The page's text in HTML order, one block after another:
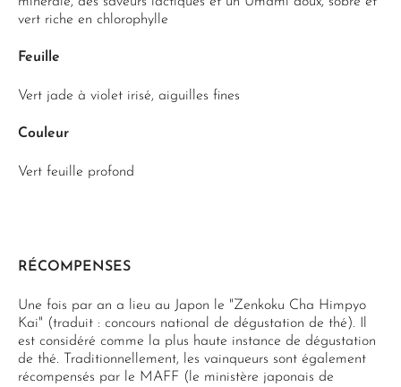
vert riche en chlorophylle
Feuille
Vert jade à violet irisé, aiguilles fines
Couleur
Vert feuille profond
RÉCOMPENSES
Une fois par an a lieu au Japon le "Zenkoku Cha Himpyo
Kai" (traduit : concours national de dégustation de thé). Il
est considéré comme la plus haute instance de dégustation
de thé. Traditionnellement, les vainqueurs sont également
récompensés par le MAFF (le ministère japonais de